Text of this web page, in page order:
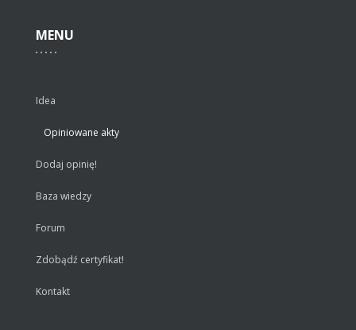
MENU
Idea
Opiniowane akty
Dodaj opinię!
Baza wiedzy
Forum
Zdobądź certyfikat!
Kontakt